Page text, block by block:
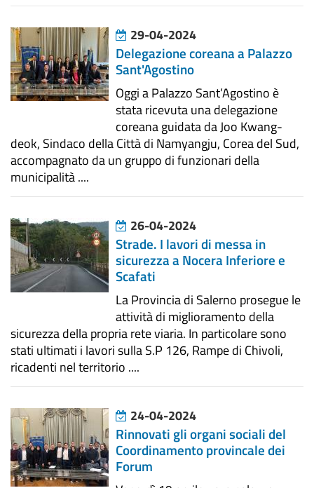
29-04-2024
Delegazione coreana a Palazzo
Sant'Agostino
Oggi a Palazzo Sant’Agostino è
stata ricevuta una delegazione
coreana guidata da Joo Kwang-
deok, Sindaco della Città di Namyangju, Corea del Sud,
accompagnato da un gruppo di funzionari della
municipalità ....
26-04-2024
Strade. I lavori di messa in
sicurezza a Nocera Inferiore e
Scafati
La Provincia di Salerno prosegue le
attività di miglioramento della
sicurezza della propria rete viaria. In particolare sono
stati ultimati i lavori sulla S.P 126, Rampe di Chivoli,
ricadenti nel territorio ....
24-04-2024
Rinnovati gli organi sociali del
Coordinamento provincale dei
Forum